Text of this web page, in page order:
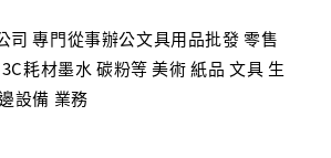
司 專門從事辦公文具用品批發 零售
耗材墨水 碳粉等 美術 紙品 文具 生
設備 業務